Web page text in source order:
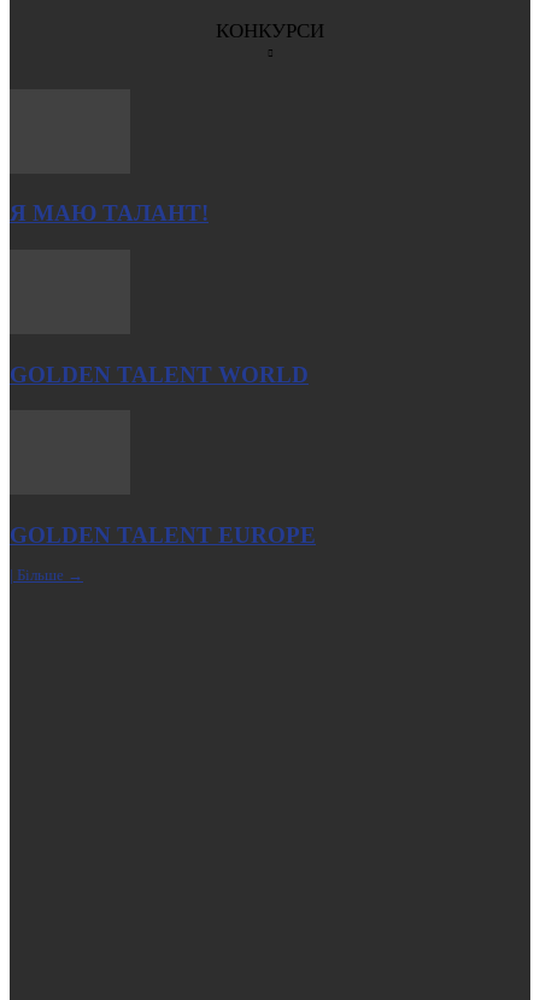
КОНКУРСИ
Я МАЮ ТАЛАНТ!
GOLDEN TALENT WORLD
GOLDEN TALENT EUROPE
| Більше →